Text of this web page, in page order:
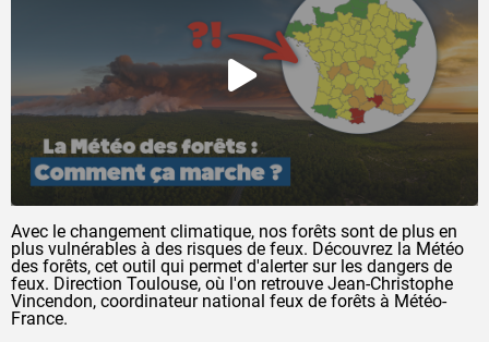
Avec le changement climatique, nos forêts sont de plus en
plus vulnérables à des risques de feux. Découvrez la Météo
des forêts, cet outil qui permet d'alerter sur les dangers de
feux. Direction Toulouse, où l'on retrouve Jean-Christophe
Vincendon, coordinateur national feux de forêts à Météo-
France.